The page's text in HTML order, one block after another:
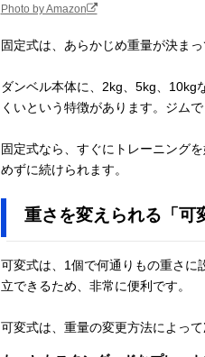
Photo by Amazon
固定式は、あらかじめ重量が決ま
ダンベル本体に、2kg、5kg、10kg
くいという特徴があります。ジム
固定式なら、すぐにトレーニング
めずに続けられます。
重さを変えられる「可
可変式は、1個で何通りもの重さに
立できるため、非常に便利です。
可変式は、重量の変更方法によっ